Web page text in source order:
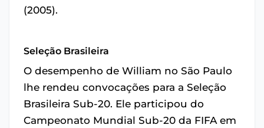
(2005).
Seleção Brasileira
O desempenho de William no São Paulo
lhe rendeu convocações para a Seleção
Brasileira Sub-20. Ele participou do
Campeonato Mundial Sub-20 da FIFA em